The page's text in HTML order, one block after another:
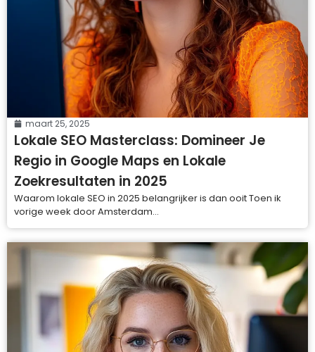
maart 25, 2025
Lokale SEO Masterclass: Domineer Je
Regio in Google Maps en Lokale
Zoekresultaten in 2025
Waarom lokale SEO in 2025 belangrijker is dan ooit Toen ik
vorige week door Amsterdam...